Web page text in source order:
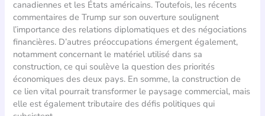
canadiennes et les États américains. Toutefois, les récents
commentaires de Trump sur son ouverture soulignent
l’importance des relations diplomatiques et des négociations
financières. D’autres préoccupations émergent également,
notamment concernant le matériel utilisé dans sa
construction, ce qui soulève la question des priorités
économiques des deux pays. En somme, la construction de
ce lien vital pourrait transformer le paysage commercial, mais
elle est également tributaire des défis politiques qui